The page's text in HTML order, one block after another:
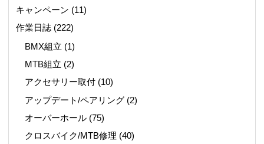
キャンペーン (11)
作業日誌(222)
BMX組立 (1)
MTB組立 (2)
アクセサリー取付 (10)
アップデート/ペアリング (2)
オーバーホール (75)
クロスバイク/MTB修理 (40)